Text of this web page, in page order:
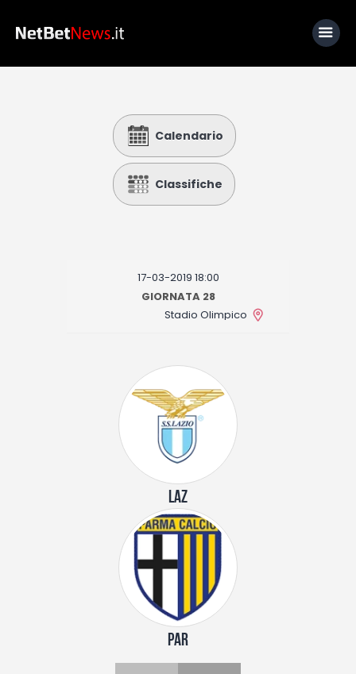
Calcio
Basket
Fantacalcio
I consigli di Giulia
Calendario
Classifiche
17-03-2019 18:00
GIORNATA 28
Stadio Olimpico
LAZ
PAR